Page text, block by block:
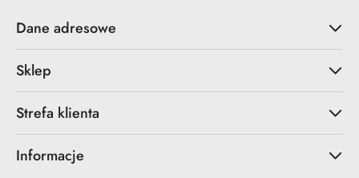
Dane adresowe
Sklep
Strefa klienta
Informacje